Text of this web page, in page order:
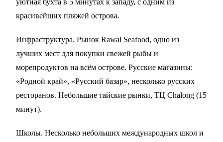
уютная бухта в 5 минутах к западу, с одним из
красивейших пляжей острова.
Инфраструктура. Рынок Rawai Seafood, одно из
лучших мест для покупки свежей рыбы и
морепродуктов на всём острове. Русские магазины:
«Родной край», «Русский базар», несколько русских
ресторанов. Небольшие тайские рынки, ТЦ Chalong (15
минут).
Школы. Несколько небольших международных школ и